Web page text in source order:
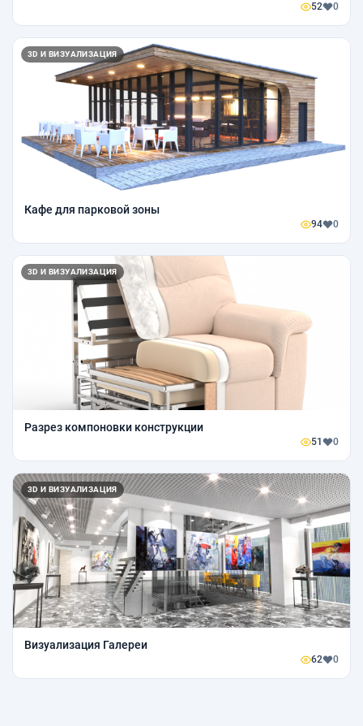
52 0
3D И ВИЗУАЛИЗАЦИЯ
Кафе для парковой зоны
94 0
3D И ВИЗУАЛИЗАЦИЯ
Разрез компоновки конструкции
51 0
3D И ВИЗУАЛИЗАЦИЯ
Визуализация Галереи
62 0